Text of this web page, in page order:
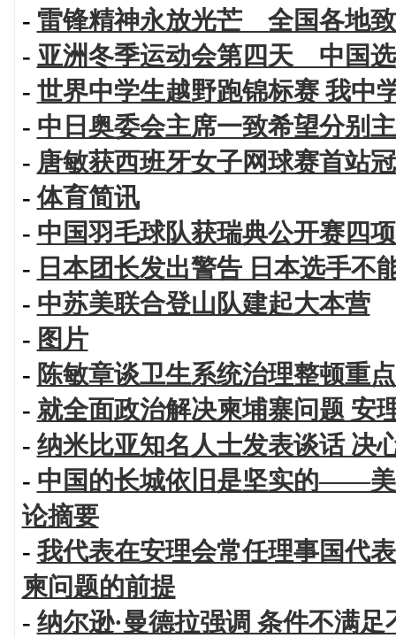
- 雷锋精神永放光芒 全国各地
- 亚洲冬季运动会第四天 中国
- 世界中学生越野跑锦标赛 我中
- 中日奥委会主席一致希望分别
- 唐敏获西班牙女子网球赛首站
-体育简讯
- 中国羽毛球队获瑞典公开赛四
- 日本团长发出警告 日本选手不
- 中苏美联合登山队建起大本营
- 图片
- 陈敏章谈卫生系统治理整顿重
- 就全面政治解决柬埔寨问题 安
- 纳米比亚知名人士发表谈话 决
- 中国的长城依旧是坚实的——
论摘要
- 我代表在安理会常任理事国代
柬问题的前提
- 纳尔逊·曼德拉强调 条件不满